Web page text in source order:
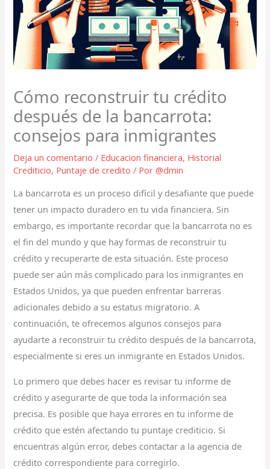
Cómo reconstruir tu crédito
después de la bancarrota:
consejos para inmigrantes
Deja un comentario / Educacion financiera, Historial
Crediticio, Puntaje de credito / Por@dmin
La bancarrota es un proceso difícil y desafiante que puede
tener un impacto duradero en tu vida financiera. Sin
embargo, es importante recordar que la bancarrota no es
el fin del mundo y que hay formas de reconstruir tu
crédito y recuperarte de esta situación. Este proceso
puede ser aún más complicado para los inmigrantes en
Estados Unidos, ya que pueden enfrentar barreras
adicionales debido a su estatus migratorio. A
continuación, te ofrecemos algunos consejos para
ayudarte a reconstruir tu crédito después de la bancarrota,
especialmente si eres un inmigrante en Estados Unidos.
Lo primero que debes hacer es revisar tu informe de
crédito y asegurarte de que toda la información sea
precisa. Es posible que haya errores en tu informe de
crédito que estén afectando tu puntaje crediticio. Si
encuentras algún error, debes contactar a la agencia de
crédito correspondiente para corregirlo.